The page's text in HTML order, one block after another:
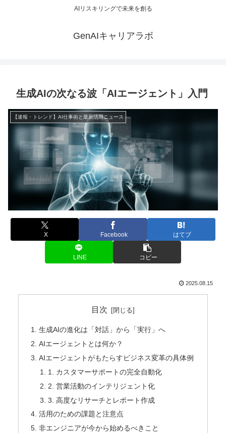
AIリスキリングで未来を創る
GenAIキャリアラボ
生成AIの次なる波「AIエージェント」入門
【速報・トレンド】AI仕事術と最新活用ニュース
X Facebook はてブ
LINE コピー
2025.08.15
目次
生成AIの進化は「対話」から「実行」へ
AIエージェントとは何か？
AIエージェントがもたらすビジネス変革の具体例
1. カスタマーサポートの完全自動化
2. 営業活動のインテリジェント化
3. 高度なリサーチとレポート作成
活用のための課題と注意点
非エンジニアが今から始めるべきこと